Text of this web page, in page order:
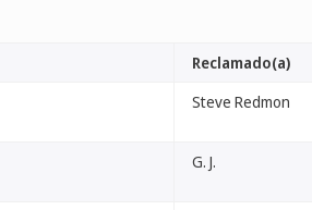
Reclamado(a)
Steve Redmon
G. J.